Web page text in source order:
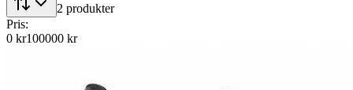
2 produkter
Pris:
0 kr100000 kr